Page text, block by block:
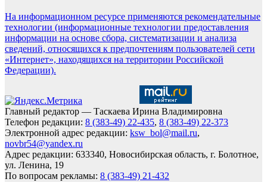
На информационном ресурсе применяются рекомендательные
технологии (информационные технологии предоставления
информации на основе сбора, систематизации и анализа
сведений, относящихся к предпочтениям пользователей сети
«Интернет», находящихся на территории Российской
Федерации).
Главный редактор — Таскаева Ирина Владимировна
Телефон редакции: 8 (383-49) 22-435, 8 (383-49) 22-373
Электронной адрес редакции: ksw_bol@mail.ru,
novbr54@yandex.ru
Адрес редакции: 633340, Новосибирская область, г. Болотное,
ул. Ленина, 19
По вопросам рекламы: 8 (383-49) 21-432